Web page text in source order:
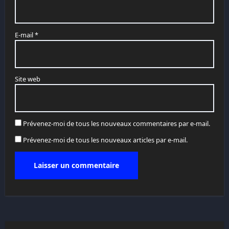
E-mail*
Site web
Prévenez-moi de tous les nouveaux commentaires par e-mail.
Prévenez-moi de tous les nouveaux articles par e-mail.